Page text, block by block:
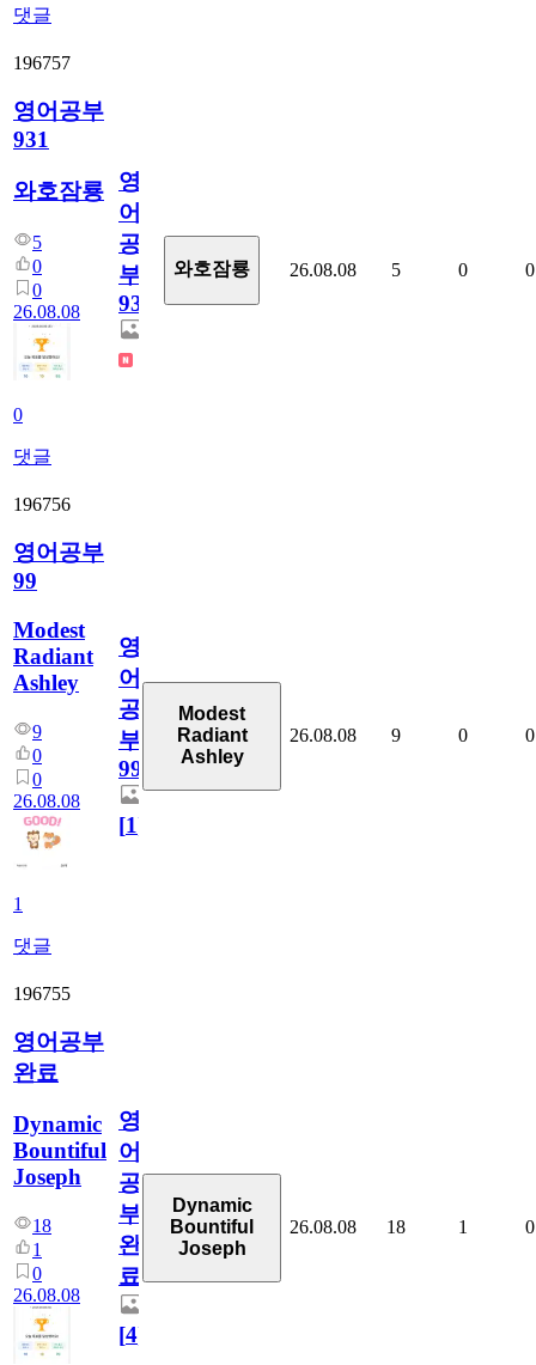
댓글
196757
영어공부
931
와호잠룡
5
0
0
26.08.08
0
댓글
영
어
공
부
931
와호잠룡 26.08.08 5 0 0
196756
영어공부
99
Modest
Radiant
Ashley
9
0
0
26.08.08
1
댓글
영
어
공
부
99
[1]
Modest
Radiant
Ashley
26.08.08 9 0 0
196755
영어공부
완료
Dynamic
Bountiful
Joseph
18
1
0
26.08.08
영
어
공
부
완
료
[4]
Dynamic
Bountiful
Joseph
26.08.08 18 1 0